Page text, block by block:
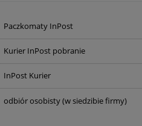
Paczkomaty InPost
Kurier InPost pobranie
InPost Kurier
odbiór osobisty(w siedzibie firmy)